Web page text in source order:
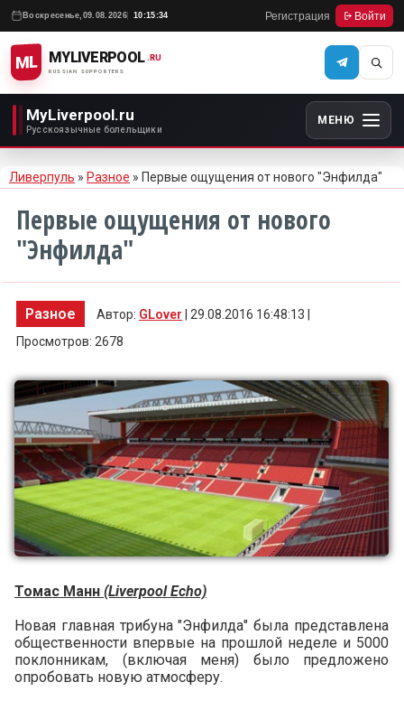
Воскресенье, 09.08.2026 10:15:34 Регистрация Войти
ML MYLIVERPOOL
RUSSIAN SUPPORTERS
.RU
MyLiverpool.ru
Русскоязычные болельщики
МЕНЮ
Ливерпуль » Разное » Первые ощущения от нового "Энфилда"
Первые ощущения от нового
"Энфилда"
Разное Автор: GLover | 29.08.2016 16:48:13 |
Просмотров: 2678
Томас Манн (Liverpool Echo)
Новая главная трибуна "Энфилда" была представлена
общественности впервые на прошлой неделе и 5000
поклонникам, (включая меня) было предложено
опробовать новую атмосферу.